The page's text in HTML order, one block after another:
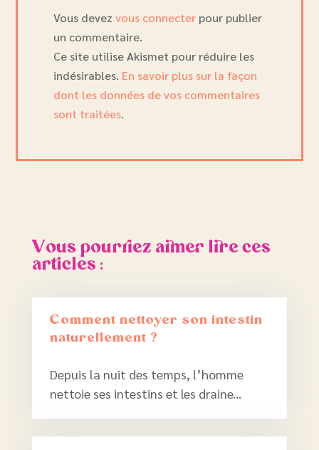
Vous devezvous connecter pour publier
un commentaire.
Ce site utilise Akismet pour réduire les
indésirables. En savoir plus sur la façon
dont les données de vos commentaires
sont traitées.
Vous pourriez aimer lire ces
articles :
Comment nettoyer son intestin
naturellement ?
Depuis la nuit des temps, l’homme
nettoie ses intestins et les draine...